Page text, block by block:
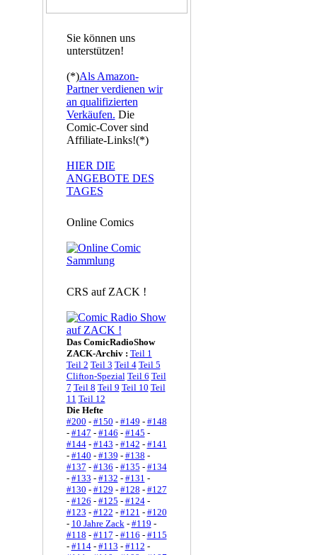
Sie können uns
unterstützen!
(*)Als Amazon-
Partner verdienen wir
an qualifizierten
Verkäufen. Die
Comic-Cover sind
Affiliate-Links!(*)
HIER DIE
ANGEBOTE DES
TAGES
Online Comics
CRS auf ZACK !
Das ComicRadioShow
ZACK-Archiv : Teil 1
Teil 2 Teil 3 Teil 4 Teil 5
Clifton-Spezial Teil 6 Teil
7 Teil 8 Teil 9 Teil 10 Teil
11 Teil 12
Die Hefte
#200 - #150 - #149 - #148
- #147 - #146 - #145 -
#144- #143 - #142 - #141
- #140 - #139 - #138 -
#137 - #136 - #135 - #134
- #133 - #132 - #131 -
#130 - #129 - #128 - #127
- #126 - #125 - #124-
#123 - #122 - #121 - #120
- 10 Jahre Zack- #119 -
#118 - #117 - #116 - #115
- #114- #113 - #112 -